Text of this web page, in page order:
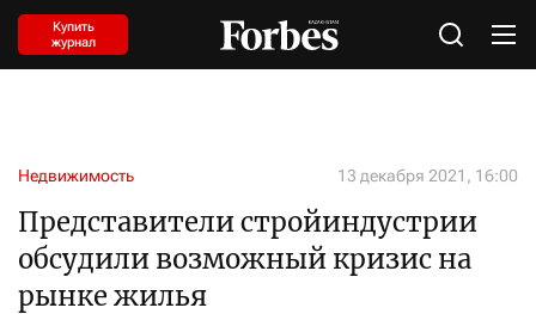
Купить
журнал
Недвижимость 13 декабря 2021, 16:00
Представители стройиндустрии
обсудили возможный кризис на
рынке жилья